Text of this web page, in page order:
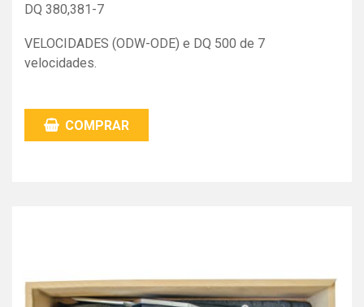
DQ 380,381-7
VELOCIDADES (ODW-ODE) e DQ 500 de 7
velocidades.
COMPRAR